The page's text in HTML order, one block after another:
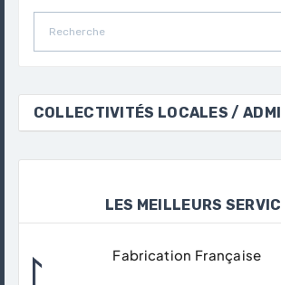
COLLECTIVITÉS LOCALES /
LES MEILLEURS
Fabrication Française